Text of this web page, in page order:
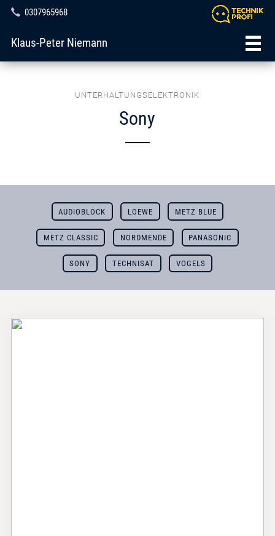
0307965968
Klaus-Peter Niemann
UNTERHALTUNGSELEKTRONIK
Sony
AUDIOBLOCK LOEWE METZ BLUE
METZ CLASSIC NORDMENDE PANASONIC
SONY TECHNISAT VOGELS